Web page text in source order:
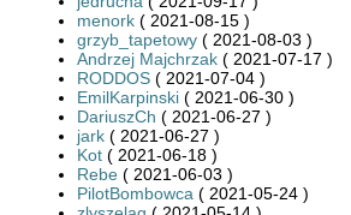
menork ( 2021-08-15 )
grzyb_tapetowy ( 2021-08-03 )
Andrzej Majchrzak ( 2021-07-17 )
RODDOS ( 2021-07-04 )
EmilKarpinski ( 2021-06-30 )
DariuszCh ( 2021-06-27 )
jark ( 2021-06-27 )
Kot ( 2021-06-18 )
Rebe ( 2021-06-03 )
PilotBombowca ( 2021-05-24 )